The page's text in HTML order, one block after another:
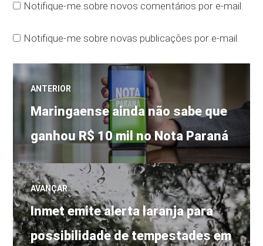
Notifique-me sobre novos comentários por e-mail.
Notifique-me sobre novas publicações por e-mail.
Navegação
de
Post
ANTERIOR
Post
anterior:
Maringaense ainda não sabe que
ganhou R$ 10 mil no Nota Paraná
AVANÇAR
Próximo
post:
Inmet emite alerta laranja para
possibilidade de tempestades em